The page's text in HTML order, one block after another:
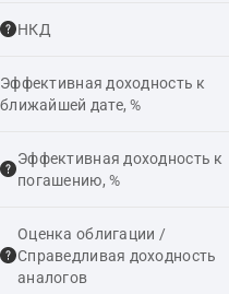
НКД
Эффективная доходность к
ближайшей дате, %
Эффективная доходность к
погашению, %
Оценка облигации /
Справедливая доходность
аналогов